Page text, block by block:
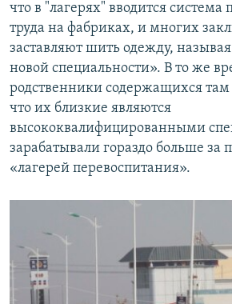
что в "лагерях" вводится система
труда на фабриках, и многих
заставляют шить одежду,
новой специальности». В то же
родственники содержащихся там
что их близкие являются
высококвалифицированными
зарабатывали гораздо больше за
«лагерей перевоспитания».